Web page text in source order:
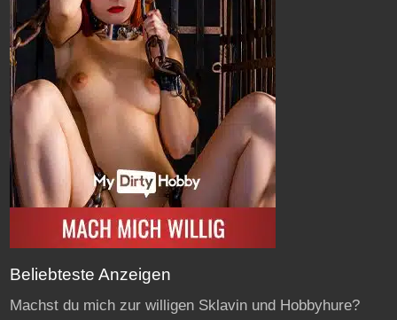
Beliebteste Anzeigen
Machst du mich zur willigen Sklavin und Hobbyhure?